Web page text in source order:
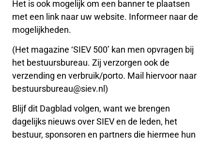
Het is ook mogelijk om een banner te plaatsen
met een link naar uw website. Informeer naar de
mogelijkheden.
(Het magazine ‘SIEV 500’ kan men opvragen bij
het bestuursbureau. Zij verzorgen ook de
verzending en verbruik/porto. Mail hiervoor naar
bestuursbureau@siev.nl)
Blijf dit Dagblad volgen, want we brengen
dagelijks nieuws over SIEV en de leden, het
bestuur, sponsoren en partners die hiermee hun